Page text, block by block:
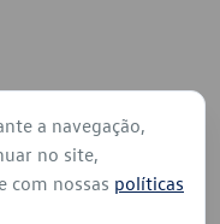
a navegação,
no site,
com nossas políticas